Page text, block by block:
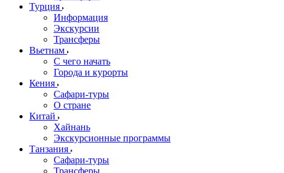
Турция
Информация
Экскурсии
Трансферы
Вьетнам
С чего начать
Города и курорты
Кения
Сафари-туры
О стране
Китай
Хайнань
Экскурсионные программы
Танзания
Сафари-туры
Трансферы